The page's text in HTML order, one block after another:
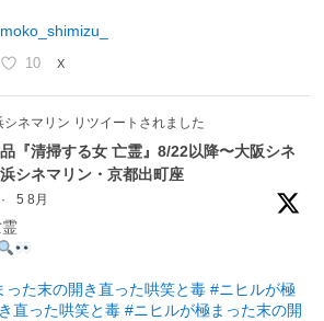
10 X
シネマリン リツイートされました
『清掃する女 亡霊』8/22以降〜大阪シネ
シネマリン・京都出町座
· 5 8月
った末の開き直った哄笑と毒 #ニヒルが極
直った哄笑と毒 #ニヒルが極まった末の開